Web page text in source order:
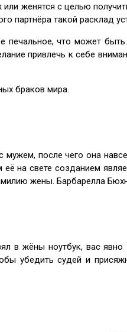
женятся с целью
такой расклад
что может
привлечь к себе
браков мира.
после чего она
на свете созданием
жены. Барбарелла
в жёны ноутбук, вас
убедить судей и